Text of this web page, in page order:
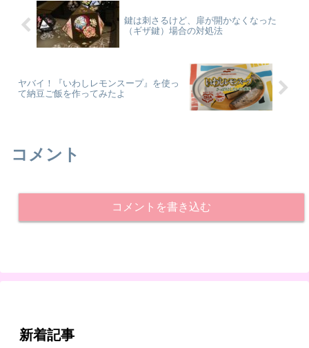
鍵は刺さるけど、扉が開かなくなった
（ギザ鍵）場合の対処法
ヤバイ！『いわしレモンスープ』を使っ
て納豆ご飯を作ってみたよ
コメント
コメントを書き込む
新着記事